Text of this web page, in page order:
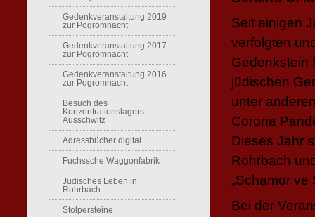
Seit einigen
verfolgten
Gedenkstein
jüdischen
unter
Corona
Dieses Jahr
Rohrbach
„Schamor ve
Bei der
Gedenkveranstaltung 2019
zur Pogromnacht
Gedenkveranstaltung 2017
zur Pogromnacht
Gedenkveranstaltung 2016
zur Pogromnacht
Besuch des
Konzentrationslagers
Ausschwitz
Adressbücher digital
Fuchssche Waggonfabrik
Jüdisches Leben in
Rohrbach
Stolpersteine